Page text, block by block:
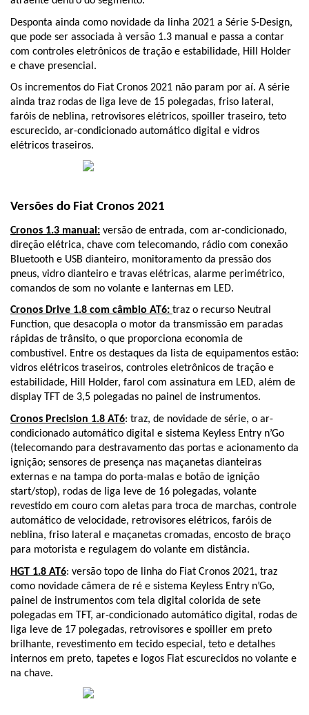
Desponta ainda como novidade da linha 2021 a Série S-Design,
que pode ser associada à versão 1.3 manual e passa a contar
com controles eletrônicos de tração e estabilidade, Hill Holder
e chave presencial.
Os incrementos do Fiat Cronos 2021 não param por aí. A série
ainda traz rodas de liga leve de 15 polegadas, friso lateral,
faróis de neblina, retrovisores elétricos, spoiller traseiro, teto
escurecido, ar-condicionado automático digital e vidros
elétricos traseiros.
Versões do Fiat Cronos 2021
Cronos 1.3 manual: versão de entrada, com ar-condicionado,
direção elétrica, chave com telecomando, rádio com conexão
Bluetooth e USB dianteiro, monitoramento da pressão dos
pneus, vidro dianteiro e travas elétricas, alarme perimétrico,
comandos de som no volante e lanternas em LED.
Cronos Drive 1.8 com câmbio AT6: traz o recurso Neutral
Function, que desacopla o motor da transmissão em paradas
rápidas de trânsito, o que proporciona economia de
combustível. Entre os destaques da lista de equipamentos estão:
vidros elétricos traseiros, controles eletrônicos de tração e
estabilidade, Hill Holder, farol com assinatura em LED, além de
display TFT de 3,5 polegadas no painel de instrumentos.
Cronos Precision 1.8 AT6: traz, de novidade de série, o ar-
condicionado automático digital e sistema Keyless Entry n’Go
(telecomando para destravamento das portas e acionamento da
ignição; sensores de presença nas maçanetas dianteiras
externas e na tampa do porta-malas e botão de ignição
start/stop), rodas de liga leve de 16 polegadas, volante
revestido em couro com aletas para troca de marchas, controle
automático de velocidade, retrovisores elétricos, faróis de
neblina, friso lateral e maçanetas cromadas, encosto de braço
para motorista e regulagem do volante em distância.
HGT 1.8 AT6: versão topo de linha do Fiat Cronos 2021, traz
como novidade câmera de ré e sistema Keyless Entry n’Go,
painel de instrumentos com tela digital colorida de sete
polegadas em TFT, ar-condicionado automático digital, rodas de
liga leve de 17 polegadas, retrovisores e spoiller em preto
brilhante, revestimento em tecido especial, teto e detalhes
internos em preto, tapetes e logos Fiat escurecidos no volante e
na chave.